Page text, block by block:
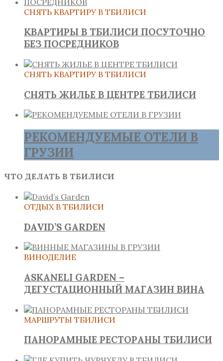
СНЯТЬ КВАРТИРУ В ТБИЛИСИ
КВАРТИРЫ В ТБИЛИСИ ПОСУТОЧНО
БЕЗ ПОСРЕДНИКОВ
СНЯТЬ КВАРТИРУ В ТБИЛИСИ
СНЯТЬ ЖИЛЬЕ В ЦЕНТРЕ ТБИЛИСИ
РЕКОМЕНДУЕМЫЕ ОТЕЛИ В
ГРУЗИИ
ЧТО ДЕЛАТЬ В ТБИЛИСИ
ОТДЫХ В ТБИЛИСИ
DAVID’S GARDEN
ВИНОДЕЛИЕ
ASKANELI GARDEN –
ДЕГУСТАЦИОННЫЙ МАГАЗИН ВИНА
МАРШРУТЫ ТБИЛИСИ
ПАНОРАМНЫЕ РЕСТОРАНЫ ТБИЛИСИ